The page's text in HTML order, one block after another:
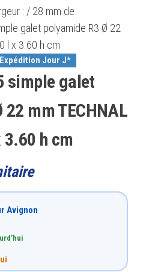
: / 28 mm de
galet polyamide R3 Ø 22
l x 3.60 h cm
Expédition Jour J*
simple galet
mm TECHNAL
h cm
Avignon